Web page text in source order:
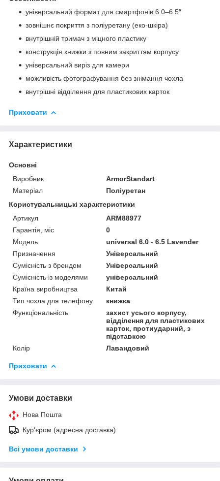
універсальний формат для смартфонів 6.0–6.5″
зовнішнє покриття з поліуретану (еко-шкіра)
внутрішній тримач з міцного пластику
конструкція книжки з повним закриттям корпусу
універсальний виріз для камери
можливість фотографування без знімання чохла
внутрішні відділення для пластикових карток
Приховати
Характеристики
Основні
Виробник
ArmorStandart
Матеріал
Поліуретан
Користувальницькі характеристики
Артикул
ARM88977
Гарантія, міс
0
Мoдель
universal 6.0 - 6.5 Lavender
Призначення
Універсальний
Сумісність з брендом
Універсальний
Сумісність із моделями
універсальний
Країна виробництва
Китай
Тип чохла для телефону
книжка
Функціональність
захист усього корпусу,
відділення для пластикових
карток, протиударний, з
підставкою
Колір
Лавандовий
Приховати
Умови доставки
Нова Пошта
Кур'єром (адресна доставка)
Всі умови доставки